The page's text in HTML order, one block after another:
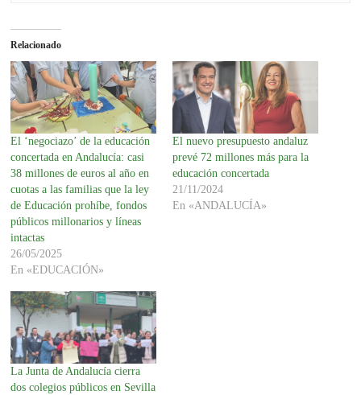
Relacionado
El ‘negociazo’ de la educación
concertada en Andalucía: casi
38 millones de euros al año en
cuotas a las familias que la ley
de Educación prohíbe, fondos
públicos millonarios y líneas
intactas
26/05/2025
En «EDUCACIÓN»
El nuevo presupuesto andaluz
prevé 72 millones más para la
educación concertada
21/11/2024
En «ANDALUCÍA»
La Junta de Andalucía cierra
dos colegios públicos en Sevilla